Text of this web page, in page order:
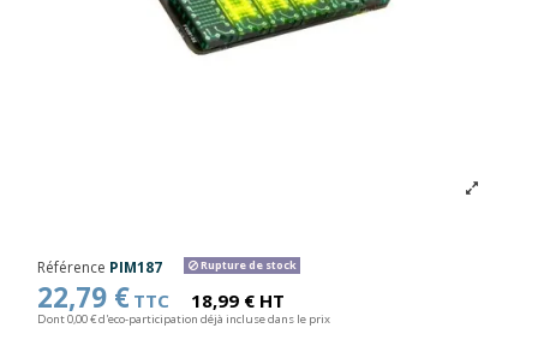
Référence PIM187 Rupture de stock
22,79 € TTC 18,99 € HT
Dont 0,00 € d'eco-participation déjà incluse dans le prix